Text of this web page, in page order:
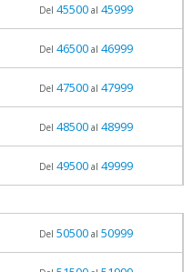
Del 45500al 45999
Del 46500al 46999
Del 47500al 47999
Del 48500al 48999
Del 49500al 49999
Del 50500al 50999